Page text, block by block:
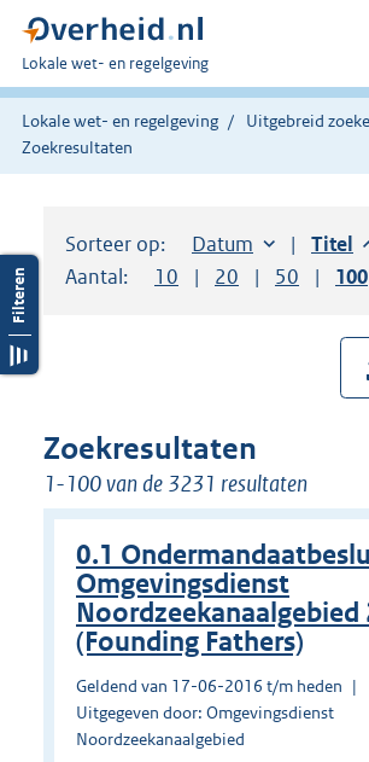
U
bent
hier:
Lokale wet- en regelgeving
Lokale wet- en regelgeving
Uitgebreid
Zoekresultaten
Sorteer op: Sorteer op:
Datum aflopend
Titel
Aantal:
Toon
10 resultaten per pagina
Toon
20 resultaten
Toon
50 Toon
100
Zoekresultaten
1-100 van de 3231 resultaten
0.1
Omgevingsdienst
Noordzeekanaalgebied
(Founding Fathers)
Geldend van 17-06-2016 t/m heden
Uitgegeven door: Omgevingsdienst
Noordzeekanaalgebied